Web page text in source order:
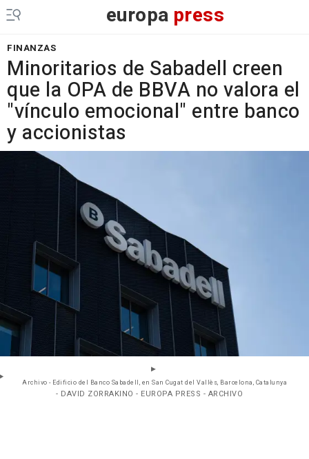
europa press
FINANZAS
Minoritarios de Sabadell creen
que la OPA de BBVA no valora el
"vínculo emocional" entre banco
y accionistas
Archivo - Edificio del Banco Sabadell, en San Cugat del Vallès, Barcelona, Catalunya
- DAVID ZORRAKINO - EUROPA PRESS - ARCHIVO